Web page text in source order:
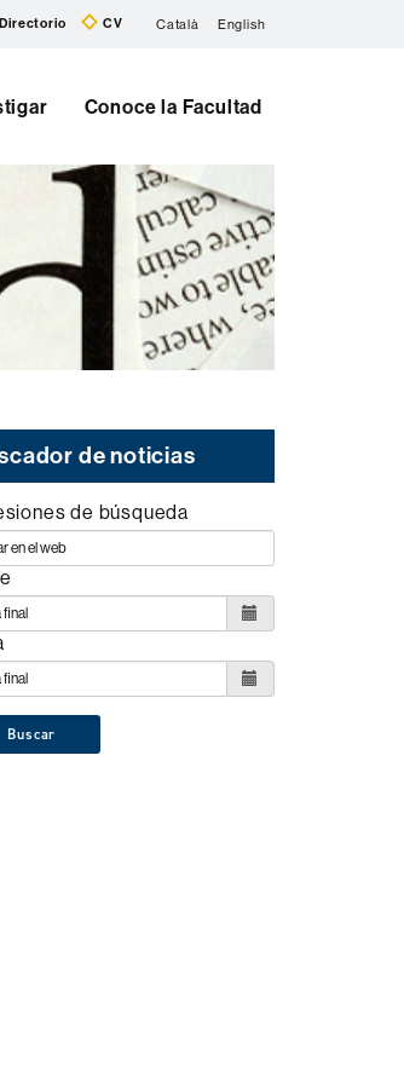
Directorio CV Català English
Conoce la Facultad
de noticias
de búsqueda
Buscar